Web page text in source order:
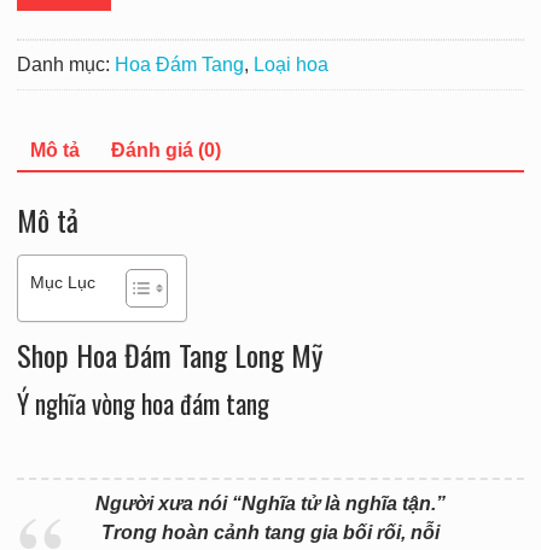
Danh mục: Hoa Đám Tang, Loại hoa
Mô tả Đánh giá (0)
Mô tả
Mục Lục
Shop Hoa Đám Tang Long Mỹ
Ý nghĩa vòng hoa đám tang
Người xưa nói “Nghĩa tử là nghĩa tận.”
Trong hoàn cảnh tang gia bối rối, nỗi